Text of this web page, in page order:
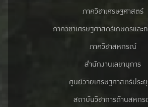
ภาควิชาเศรษฐศาสตร์
ภาควิชาเศรษฐศาสตร์เกษตรแล
ภาควิชาสหกรณ์
สำนักงานเลขานุการ
ศูนย์วิจัยเศรษฐศาสตร์ประ
สถาบันวิชาการด้านสหก